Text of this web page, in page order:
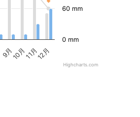
9月10月11月12月
0 mm
60 mm
Highcharts.com